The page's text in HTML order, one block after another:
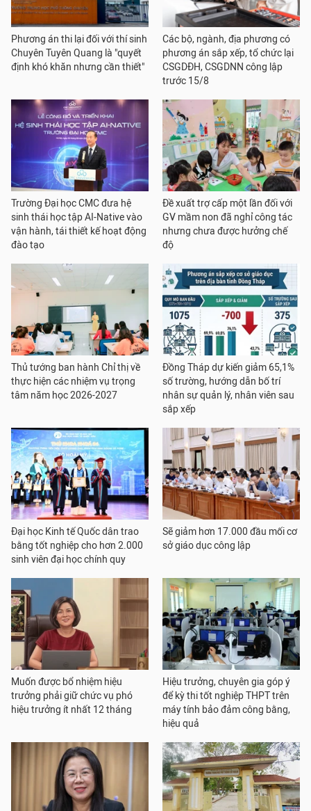
Phương án thi lại đối với thí sinh
Chuyên Tuyên Quang là "quyết
định khó khăn nhưng cần thiết"
Các bộ, ngành, địa phương có
phương án sắp xếp, tổ chức lại
CSGDĐH, CSGDNN công lập
trước 15/8
Trường Đại học CMC đưa hệ
sinh thái học tập AI-Native vào
vận hành, tái thiết kế hoạt động
đào tạo
Đề xuất trợ cấp một lần đối với
GV mầm non đã nghỉ công tác
nhưng chưa được hưởng chế
độ
Thủ tướng ban hành Chỉ thị về
thực hiện các nhiệm vụ trọng
tâm năm học 2026-2027
Đồng Tháp dự kiến giảm 65,1%
số trường, hướng dẫn bố trí
nhân sự quản lý, nhân viên sau
sắp xếp
Đại học Kinh tế Quốc dân trao
bằng tốt nghiệp cho hơn 2.000
sinh viên đại học chính quy
Sẽ giảm hơn 17.000 đầu mối cơ
sở giáo dục công lập
Muốn được bổ nhiệm hiệu
trưởng phải giữ chức vụ phó
hiệu trưởng ít nhất 12 tháng
Hiệu trưởng, chuyên gia góp ý
để kỳ thi tốt nghiệp THPT trên
máy tính bảo đảm công bằng,
hiệu quả